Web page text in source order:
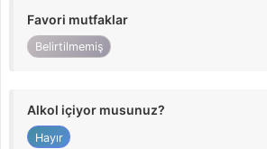
Favori mutfaklar
Belirtilmemiş
Alkol içiyor musunuz?
Hayır